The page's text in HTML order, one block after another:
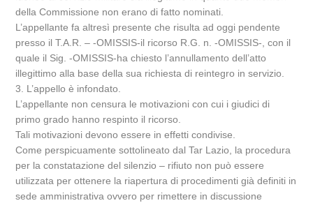
della Commissione non erano di fatto nominati.
L’appellante fa altresì presente che risulta ad oggi pendente
presso il T.A.R. – -OMISSIS-il ricorso R.G. n. -OMISSIS-, con il
quale il Sig. -OMISSIS-ha chiesto l’annullamento dell’atto
illegittimo alla base della sua richiesta di reintegro in servizio.
3. L’appello è infondato.
L’appellante non censura le motivazioni con cui i giudici di
primo grado hanno respinto il ricorso.
Tali motivazioni devono essere in effetti condivise.
Come perspicuamente sottolineato dal Tar Lazio, la procedura
per la constatazione del silenzio – rifiuto non può essere
utilizzata per ottenere la riapertura di procedimenti già definiti in
sede amministrativa ovvero per rimettere in discussione